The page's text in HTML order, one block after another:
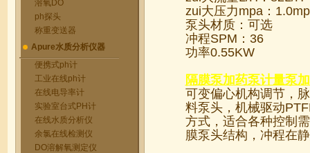
溶氧DO
ph探头
称重变送器
Apure水质分析仪器
便携式ph计
工业在线ph计
在线电导率计
实验室台式PH计
在线水质分析仪
余氯在线检测仪
DO溶解氧测定仪
zui大压力mpa：
泵头材质：可选
冲程SPM：36
功率0.55KW
隔膜泵加药泵计量泵
可变偏心机构调节，
料泵头，机械驱动
方式，适合各种控制
膜泵头结构，冲程在